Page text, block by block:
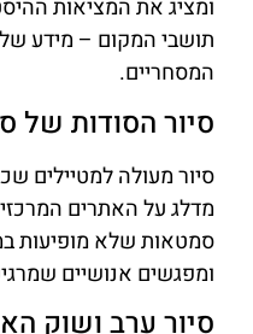
ומציג את המציאות
תושבי המקום – מידע
המסחריים.
סיור הסודות של
סיור מעולה למטיילים
מדלג על האתרים
סמטאות שלא מופיעות
ומפגשים אנושיים
סיור ערב ושוק